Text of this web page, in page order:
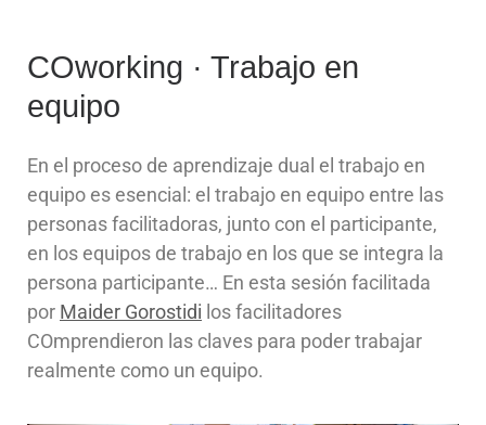
COworking · Trabajo en
equipo
En el proceso de aprendizaje dual el trabajo en
equipo es esencial: el trabajo en equipo entre las
personas facilitadoras, junto con el participante,
en los equipos de trabajo en los que se integra la
persona participante… En esta sesión facilitada
por Maider Gorostidi los facilitadores
COmprendieron las claves para poder trabajar
realmente como un equipo.